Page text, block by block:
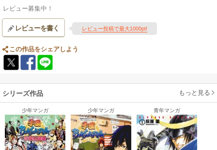
レビュー募集中！
レビューを書く レビュー投稿で最大1000pt!
この作品をシェアしよう
シリーズ作品 もっと見る
少年マンガ 少年マンガ 青年マンガ